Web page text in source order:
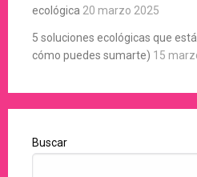
ecológica 20 marzo 2025
5 soluciones ecológicas que
cómo puedes sumarte) 15
Buscar